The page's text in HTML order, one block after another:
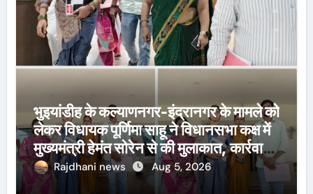
भुइयांडीह के कल्याणनगर-इंद्रानगर के मामले को
लेकर विधायक पूर्णिमा साहू ने विधानसभा कक्ष में
मुख्यमंत्री हेमंत सोरेन से की मुलाकात, कार्रवाई
स्थगित करने व पुनर्वास की रखी मांग, बस्तीवासी
भी रहे मौजूद
Rajdhani news Aug 5, 2026